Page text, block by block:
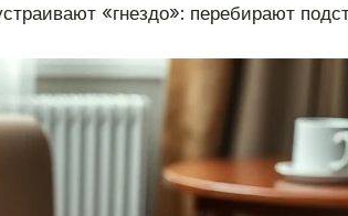
«гнездо»: перебирают